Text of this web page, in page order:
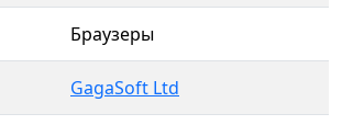
Браузеры
GagaSoft Ltd